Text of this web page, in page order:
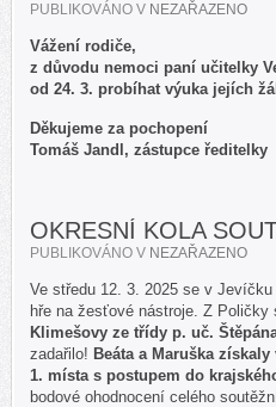
PUBLIKOVÁNO V NEZAŘAZENO
Vážení rodiče,
z důvodu nemoci paní učitelky
od 24. 3. probíhat výuka jejích
Děkujeme za pochopení
Tomáš Jandl, zástupce ředitelky
OKRESNÍ KOLA
PUBLIKOVÁNO V NEZAŘAZENO
Ve středu 12. 3. 2025 se v
hře na žesťové nástroje. Z
Klimešovy ze třídy p. uč.
zadařilo! Beáta a Maruška
1. místa s postupem do
bodové ohodnocení celého